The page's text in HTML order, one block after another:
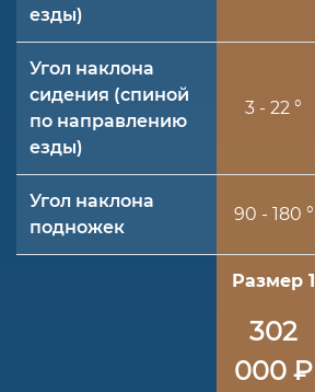
езды)
Угол наклона
сидения (спиной
по направлению
езды)
3 - 22 °
Угол наклона
подножек
90 - 180 °
Размер 1
302
000 ₽